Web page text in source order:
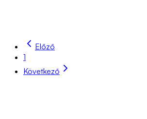
2026.04.21
Előző
1
Következő